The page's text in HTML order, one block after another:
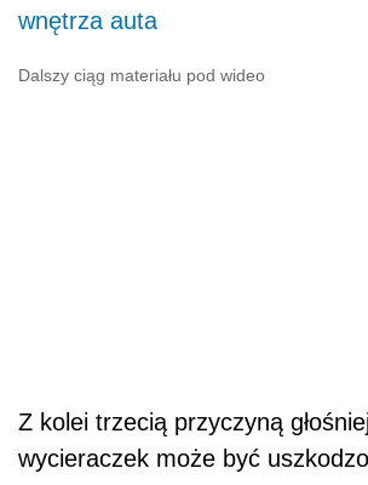
wnętrza auta
Dalszy ciąg materiału pod wideo
Z kolei trzecią przyczyną
wycieraczek może być